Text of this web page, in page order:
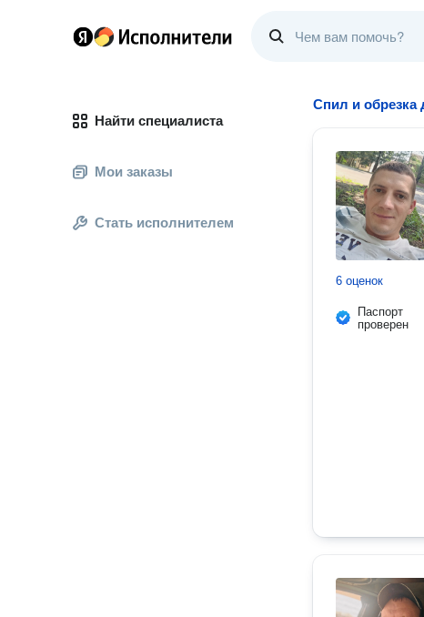
Найти специалиста
Мои заказы
Стать исполнителем
Спил и обрезка
6 оценок
Паспорт
проверен